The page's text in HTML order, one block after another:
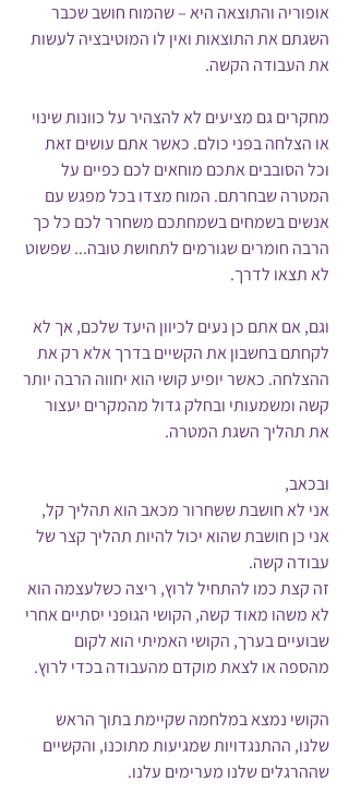
אופוריה והתוצאה היא – שהמוח חושב שכבר
השגתם את התוצאות ואין לו המוטיבציה לעשות
את העבודה הקשה.
מחקרים גם מציעים לא להצהיר על כוונות שינוי
או הצלחה בפני כולם. כאשר אתם עושים זאת
וכל הסובבים אתכם מוחאים לכם כפיים על
המטרה שבחרתם. המוח מצדו בכל מפגש עם
אנשים בשמחים בשמחתכם משחרר לכם כל כך
הרבה חומרים שגורמים לתחושת טובה... שפשוט
לא תצאו לדרך.
וגם, אם אתם כן נעים לכיוון היעד שלכם, אך לא
לקחתם בחשבון את הקשיים בדרך אלא רק את
ההצלחה. כאשר יופיע קושי הוא יחווה הרבה יותר
קשה ומשמעותי ובחלק גדול מהמקרים יעצור
את תהליך השגת המטרה.
ובכאב,
אני לא חושבת ששחרור מכאב הוא תהליך קל,
אני כן חושבת שהוא יכול להיות תהליך קצר של
עבודה קשה.
זה קצת כמו להתחיל לרוץ, ריצה כשלעצמה הוא
לא משהו מאוד קשה, הקושי הגופני יסתיים אחרי
שבועיים בערך, הקושי האמיתי הוא לקום
מהספה או לצאת מוקדם מהעבודה בכדי לרוץ.
הקושי נמצא במלחמה שקיימת בתוך הראש
שלנו, ההתנגדויות שמגיעות מתוכנו, והקשיים
שההרגלים שלנו מערימים עלנו.